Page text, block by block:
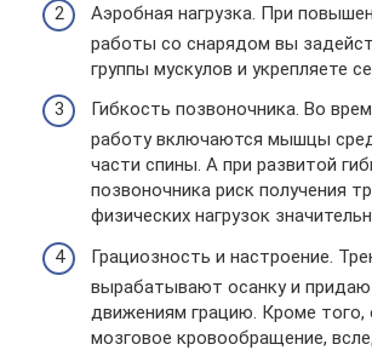
Аэробная нагрузка. При
работы со снарядом вы
группы мускулов и укрепляете
Гибкость позвоночника. Во
работу включаются мышцы
части спины. А при развитой
позвоночника риск получения
физических нагрузок
Грациозность и настроение.
вырабатывают осанку и
движениям грацию. Кроме того,
мозговое кровообращение,